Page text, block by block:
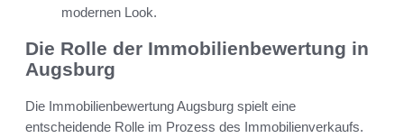
modernen Look.
Die Rolle der Immobilienbewertung in
Augsburg
Die Immobilienbewertung Augsburg spielt eine
entscheidende Rolle im Prozess des Immobilienverkaufs.